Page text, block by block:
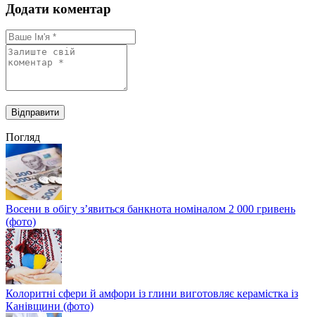
Додати коментар
Погляд
Восени в обігу з’явиться банкнота номіналом 2 000 гривень
(фото)
Колоритні сфери й амфори із глини виготовляє керамістка із
Канівщини (фото)